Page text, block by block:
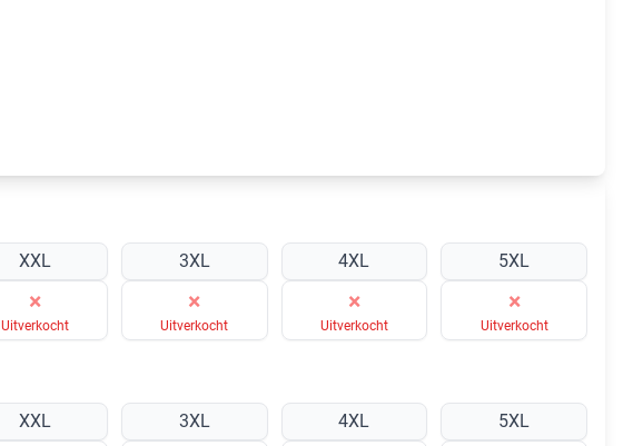
XXL
×
Uitverkocht
3XL
×
Uitverkocht
4XL
×
Uitverkocht
5XL
×
Uitverkocht
XXL 3XL 4XL 5XL